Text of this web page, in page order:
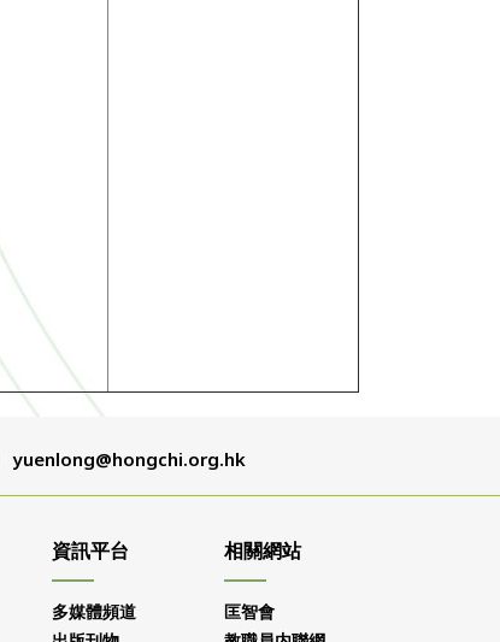
yuenlong@hongchi.org.hk
資訊平台
多媒體頻道
相關網站
匡智會